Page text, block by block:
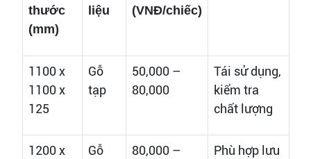
thước
(mm)
liệu
(VNĐ/chiếc)
1100 x
1100 x
125
Gỗ
tạp
50,000 –
80,000
Tái sử dụng,
kiểm tra
chất lượng
1200 x
Gỗ
80,000 –
Phù hợp lưu